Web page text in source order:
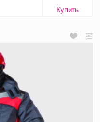
Купить